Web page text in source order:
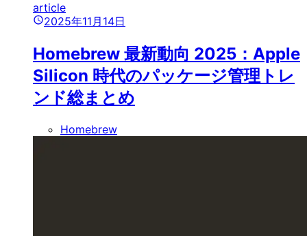
article
2025年11月14日
Homebrew 最新動向 2025：Apple
Silicon 時代のパッケージ管理トレ
ンド総まとめ
Homebrew